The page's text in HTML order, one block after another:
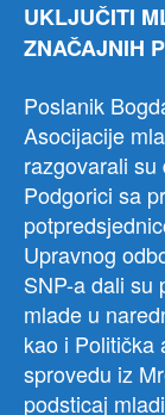
UKLJUČITI
ZNAČAJNIH
Poslanik
Asocijacije
razgovarali
Podgorici sa
Upravnog
SNP-a dali su
mlade u
kao i Politička
sprovedu iz
podsticaj